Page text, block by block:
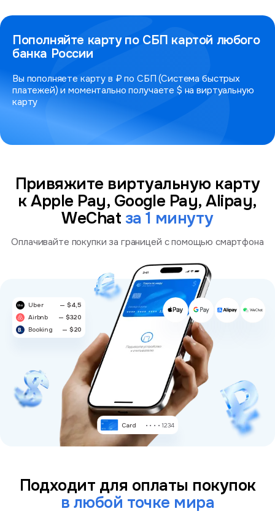
Пополняйте карту по СБП картой любого
банка России
Вы пополняете карту в ₽ по СБП (Система быстрых
платежей) и моментально получаете $ на виртуальную
карту
Привяжите виртуальную карту
к Apple Pay, Google Pay, Alipay,
WeChat за 1 минуту
Оплачивайте покупки за границей с помощью смартфона
Uber
— $4,5
Airbnb
— $320
Booking
— $20
Card
Подходит для оплаты покупок
в любой точке мира